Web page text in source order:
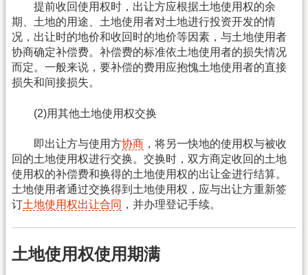
提前收回使用权时，出让方应根据土地使用权的余
期、土地的用途、土地使用者对土地进行投资开发的情
况，出让时的地价和收回时的地价等因素，与土地使用者
协商确定补偿费。补偿费的标准依土地使用者的损失情况
而定。一般来说，要补偿的费用应抱愧土地使用者的直接
损失和间接损失。
(2)用其他土地使用权交换
即出让方与使用方协商 ，将另一快地的使用权与被收
回的土地使用权进行交换。交换时，双方商定收回的土地
使用权的补偿费和换得的土地使用权的出让金进行结算。
土地使用者通过交换得到土地使用权，应与出让方重新签
订土地使用权出让合同 ，并办理登记手续。
土地使用权使用期满